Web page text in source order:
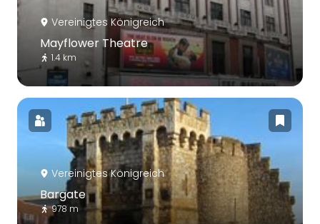
Vereinigtes Königreich
Mayflower Theatre
1.4 km
Vereinigtes Königreich
Bargate
978 m